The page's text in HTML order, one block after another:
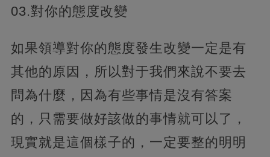
03.對你的態度改變
如果領導對你的態度發生改變一定是有
其他的原因，所以對于我們來說不要去
問為什麼，因為有些事情是沒有答案
的，只需要做好該做的事情就可以了，
現實就是這個樣子的，一定要整的明明